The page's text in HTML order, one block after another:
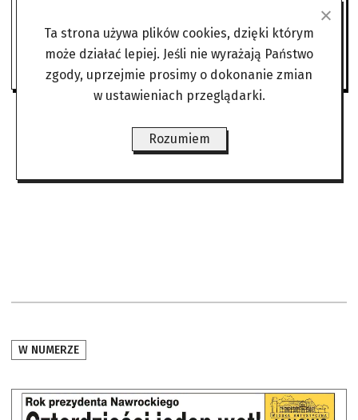
Jesteś subskrybentem?Zaloguj się
W NUMERZE
Ta strona używa plików cookies, dzięki którym
może działać lepiej. Jeśli nie wyrażają Państwo
zgody, uprzejmie prosimy o dokonanie zmian
w ustawieniach przeglądarki.
Rozumiem